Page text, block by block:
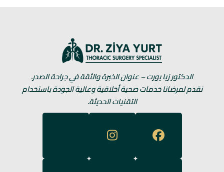
الدكتور زيا يورت – عنوان الخبرة والثقة في جراحة الصدر.
نقدم لمرضانا خدمات صحية أخلاقية وعالية الجودة باستخدام
التقنيات الحديثة.